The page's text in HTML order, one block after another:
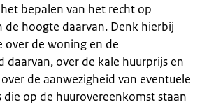
bepalen van het recht op
de hoogte daarvan. Denk hierbij
de woning en de
daarvan, over de kale huurprijs en
de aanwezigheid van eventuele
die op de huurovereenkomst staan